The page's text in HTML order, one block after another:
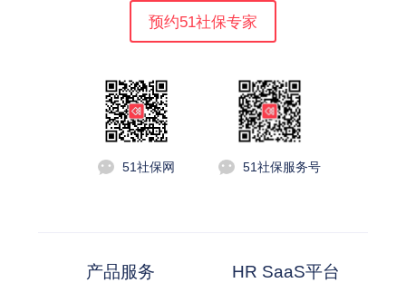
预约51社保专家
51社保网 51社保服务号
产品服务 HR SaaS平台